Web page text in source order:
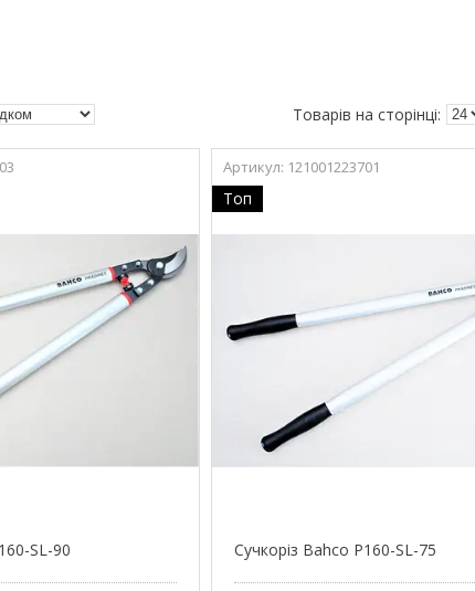
SL-90
121001223701
Топ
Сучкоріз Bahco P160-SL-75